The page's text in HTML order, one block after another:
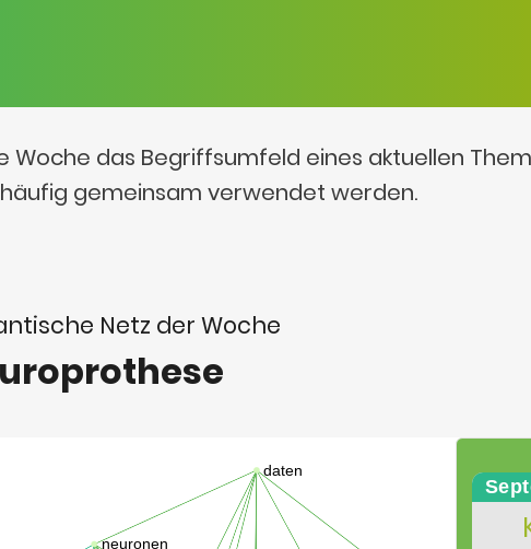
Woche das Begriffsumfeld eines aktuellen
gemeinsam verwendet werden.
Netz der Woche